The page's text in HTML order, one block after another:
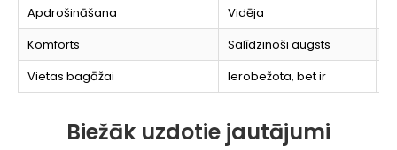
Apdrošināšana
Vidēja
Komforts
Salīdzinoši augsts
Vietas bagāžai
Ierobežota, bet ir
Biežāk uzdotie jautājumi